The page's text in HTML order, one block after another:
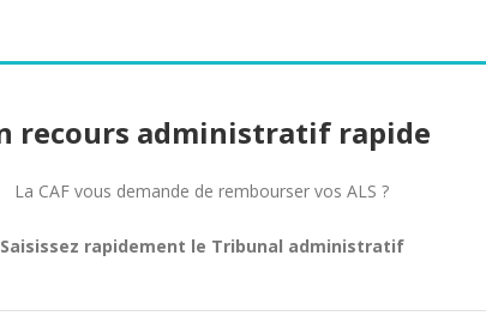
recours administratif rapide
La CAF vous demande de rembourser vos ALS ?
Saisissez rapidement le Tribunal administratif